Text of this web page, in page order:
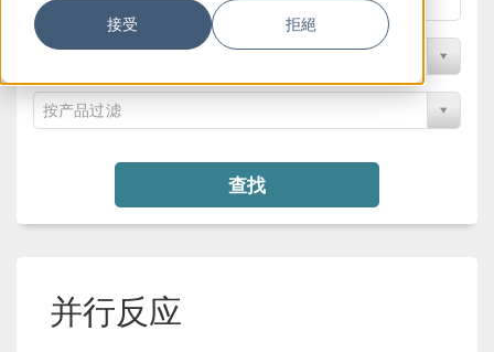
接受 拒絕
按学科过滤
按产品过滤
查找
并行反应